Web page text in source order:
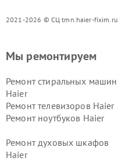
2021-2026 © СЦ tmn.haier-fixim.ru
Мы ремонтируем
Ремонт стиральных машин
Haier
Ремонт телевизоров Haier
Ремонт ноутбуков Haier
Ремонт духовых шкафов
Haier